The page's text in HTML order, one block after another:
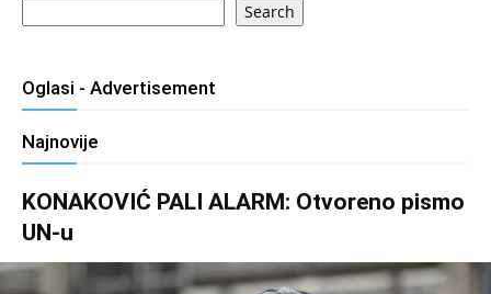
Search
Oglasi - Advertisement
Najnovije
KONAKOVIĆ PALI ALARM: Otvoreno pismo
UN-u